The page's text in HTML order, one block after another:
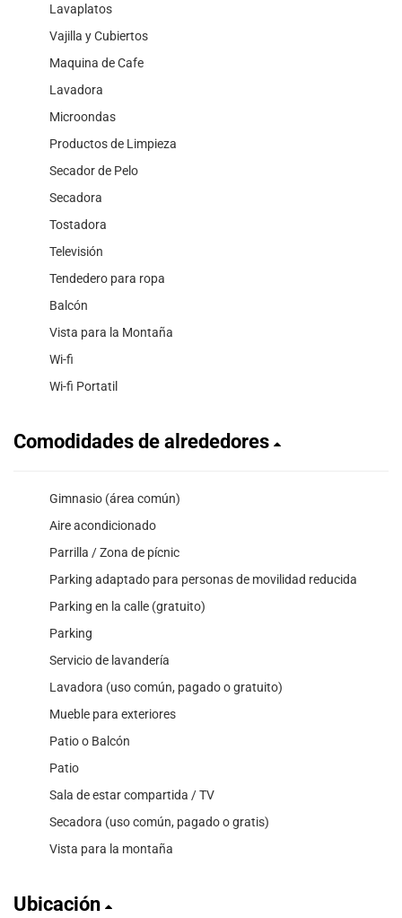
Lavaplatos
Vajilla y Cubiertos
Maquina de Cafe
Lavadora
Microondas
Productos de Limpieza
Secador de Pelo
Secadora
Tostadora
Televisión
Tendedero para ropa
Balcón
Vista para la Montaña
Wi-fi
Wi-fi Portatil
Comodidades de alrededores
Gimnasio (área común)
Aire acondicionado
Parrilla / Zona de pícnic
Parking adaptado para personas de movilidad reducida
Parking en la calle (gratuito)
Parking
Servicio de lavandería
Lavadora (uso común, pagado o gratuito)
Mueble para exteriores
Patio o Balcón
Patio
Sala de estar compartida / TV
Secadora (uso común, pagado o gratis)
Vista para la montaña
Ubicación